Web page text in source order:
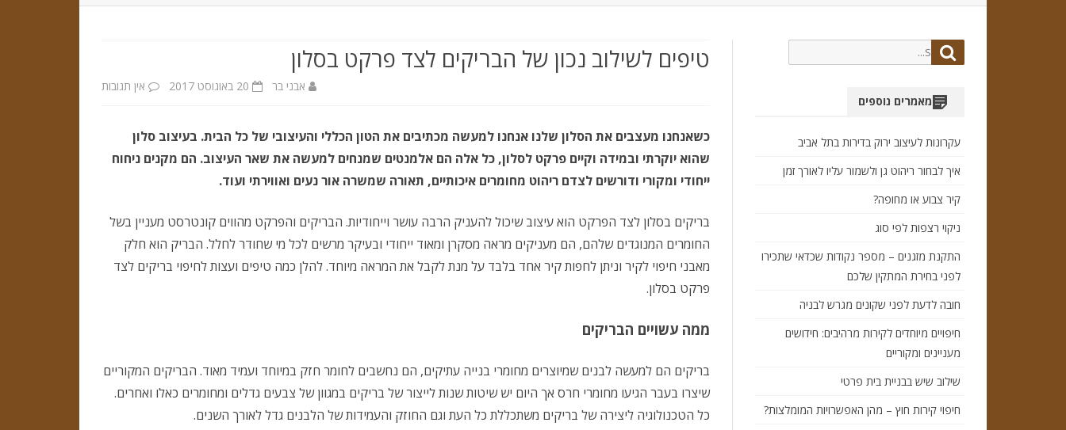
את משרד אדריכלים הנכון
חיפוי קירות אמבטיה
שילוב של חיפויים בחדרי הבית
אבן חלילה
אבן גיר
פרקט בסלון
תהליכים מקדימים להקמת גינה,
כיצד להפיק את המרב מהקרקע
בוחרים את הקבלן לשיפוצים שלכם
טיפים לשילוב נכון של הבריקים לצד פרקט בסלון
אבני בר 20 באוגוסט 2017 אין תגובות
כשאנחנו מעצבים את הסלון שלנו אנחנו למעשה מכתיבים את הטון הכללי והעיצובי של כל הבית. בעיצוב סלון
שהוא יוקרתי ובמידה וקיים פרקט לסלון, כל אלה הם אלמנטים שמנחים למעשה את שאר העיצוב. הם מקנים ניחוח
ייחודי ומקורי ודורשים לצדם ריהוט מחומרים איכותיים, תאורה שמשרה אור נעים ואווירתי ועוד.
בריקים בסלון לצד הפרקט הוא עיצוב שיכול להעניק הרבה עושר וייחודיות. הבריקים והפרקט מהווים קונטרסט מעניין בשל
החומרים המנוגדים שלהם, הם מעניקים מראה מסקרן ומאוד ייחודי ובעיקר מרשים לכל מי שחודר לחלל. הבריק הוא חלק
מאבני חיפוי לקיר וניתן לחפות קיר אחד בלבד על מנת לקבל את המראה מיוחד. להלן כמה טיפים ועצות לחיפוי בריקים לצד
פרקט בסלון.
ממה עשויים הבריקים
בריקים הם למעשה לבנים שמיוצרים מחומרי בנייה עתיקים, הם נחשבים לחומר חזק במיוחד ועמיד מאוד. הבריקים המקוריים
שיצרו בעבר הגיעו מחומרי חרס אך היום יש שיטות שנות לייצור של בריקים במגוון של צבעים גדלים ומחומרים כאלו ואחרים.
כל הטכנולוגיה ליצירה של בריקים משתכללת כל העת וגם החוזק והעמידות של הלבנים גדל לאורך השנים.
Search
for:
Search
מאמרים נוספים
עקרונות לעיצוב ירוק בדירות בתל אביב
איך לבחור ריהוט גן ולשמור עליו לאורך זמן
קיר צבוע או מחופה?
ניקוי רצפות לפי סוג
התקנת מזגנים – מספר נקודות שכדאי שתכירו
לפני בחירת המתקין שלכם
חובה לדעת לפני שקונים מגרש לבניה
חיפויים מיוחדים לקירות מרהיבים: חידושים
מעניינים ומקוריים
שילוב שיש בבניית בית פרטי
חיפוי קירות חוץ – מהן האפשרויות המומלצות?